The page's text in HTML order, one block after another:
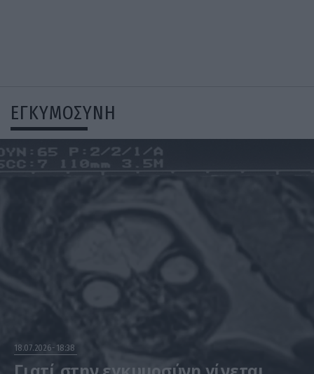
ΕΓΚΥΜΟΣΥΝΗ
18.07.2026 18:38